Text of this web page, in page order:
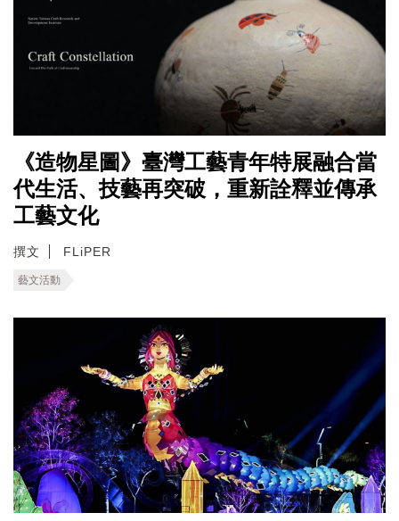
《造物星圖》臺灣工藝青年特展融合當
代生活、技藝再突破，重新詮釋並傳承
工藝文化
撰文 FLiPER
藝文活動